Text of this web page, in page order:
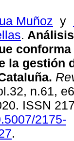
Muñoz y
.
conforma
la gestión
n.61,
ISSN
2175-
.